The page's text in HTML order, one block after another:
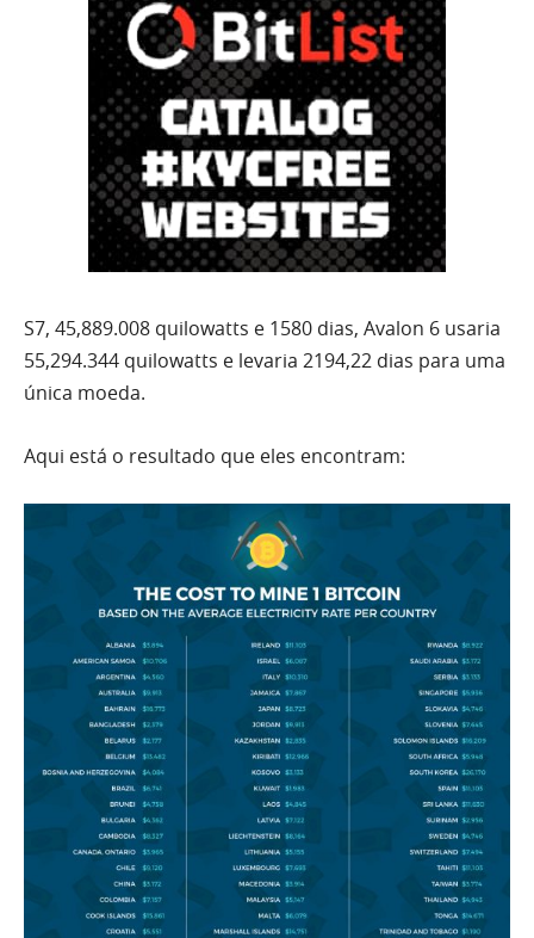
S7, 45,889.008 quilowatts e 1580 dias, Avalon 6 usaria
55,294.344 quilowatts e levaria 2194,22 dias para uma
única moeda.
Aqui está o resultado que eles encontram: